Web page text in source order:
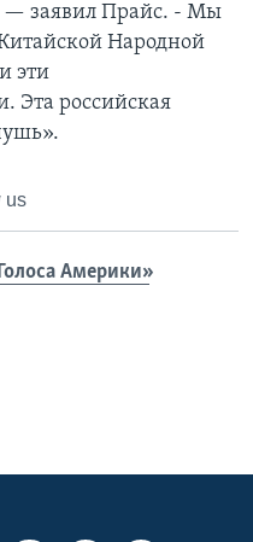
— заявил Прайс. - Мы
Народной
эти
Эта российская
us
Америки»